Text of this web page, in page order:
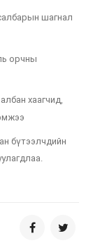
шагнал
орчны
хаагчид,
бүтээлчдийн